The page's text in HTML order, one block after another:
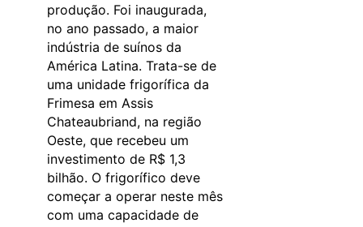
produção. Foi inaugurada,
no ano passado, a maior
indústria de suínos da
América Latina. Trata-se de
uma unidade frigorífica da
Frimesa em Assis
Chateaubriand, na região
Oeste, que recebeu um
investimento de R$ 1,3
bilhão. O frigorífico deve
começar a operar neste mês
com uma capacidade de